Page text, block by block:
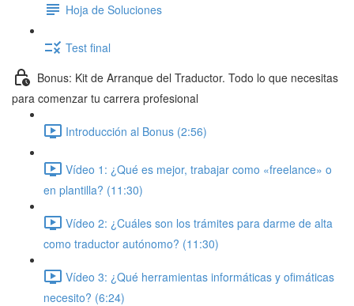
Hoja de Soluciones
Test final
Bonus: Kit de Arranque del Traductor. Todo lo que necesitas
para comenzar tu carrera profesional
Introducción al Bonus (2:56)
Vídeo 1: ¿Qué es mejor, trabajar como «freelance» o
en plantilla? (11:30)
Vídeo 2: ¿Cuáles son los trámites para darme de alta
como traductor autónomo? (11:30)
Vídeo 3: ¿Qué herramientas informáticas y ofimáticas
necesito? (6:24)